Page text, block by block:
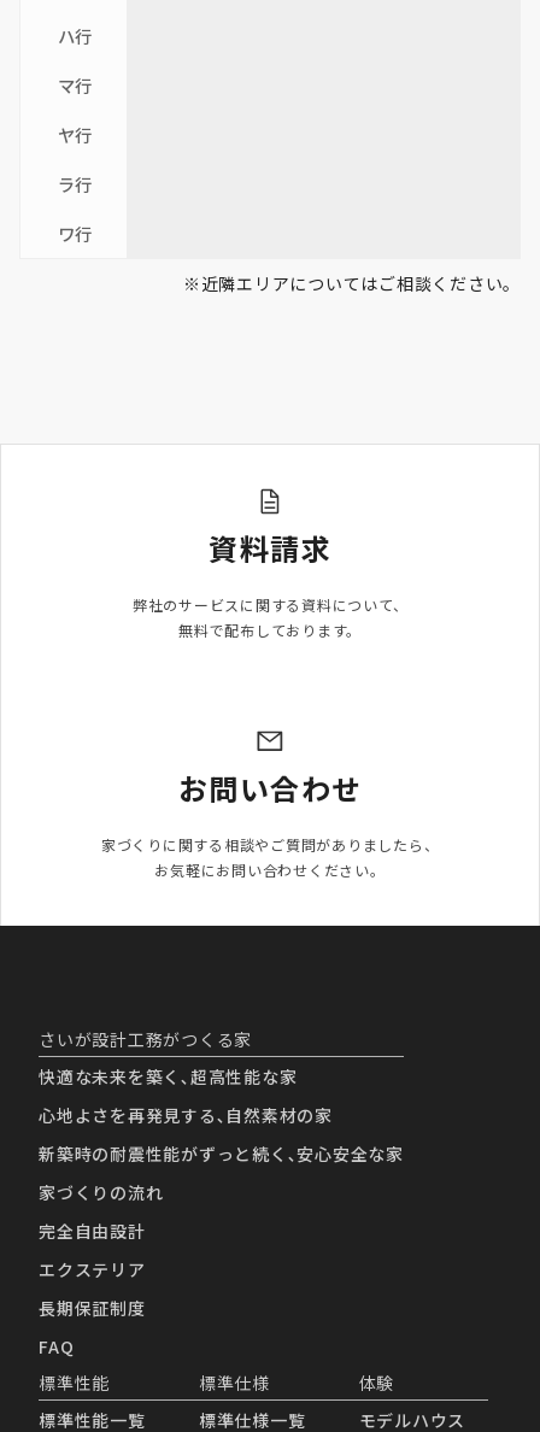
ハ行
マ行
ヤ行
ラ行
ワ行
※近隣エリアについてはご相談ください。
資料請求
弊社のサービスに関する資料について、
無料で配布しております。
お問い合わせ
家づくりに関する相談やご質問がありましたら、
お気軽にお問い合わせください。
さいが設計工務がつくる家
快適な未来を築く､超高性能な家
心地よさを再発見する､自然素材の家
新築時の耐震性能がずっと続く､安心安全な家
家づくりの流れ
完全自由設計
エクステリア
長期保証制度
FAQ
標準性能
標準性能一覧
標準仕様
標準仕様一覧
体験
モデルハウス